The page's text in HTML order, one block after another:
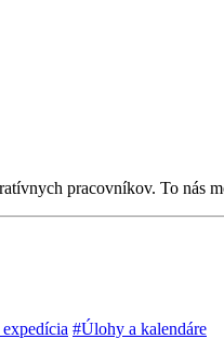
pracovníkov. To
#Úlohy a kalendáre